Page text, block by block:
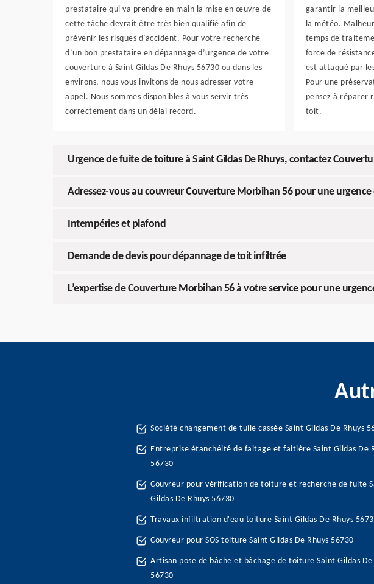
prestataire qui va prendre en main la mise en œuvre de
cette tâche devrait être très bien qualifié afin de
prévenir les risques d’accident. Pour votre recherche
d’un bon prestataire en dépannage d’urgence de votre
couverture à Saint Gildas De Rhuys 56730 ou dans les
environs, nous vous invitons de nous adresser votre
appel. Nous sommes disponibles à vous servir très
correctement dans un délai record.
garantir la
la météo.
temps de
force de
est attaqué par
Pour une
pensez à réparer
toit.
Urgence de fuite de toiture à Saint Gildas De Rhuys, contactez
Adressez-vous au couvreur Couverture Morbihan 56 pour une
Intempéries et plafond
Demande de devis pour dépannage de toit infiltrée
L’expertise de Couverture Morbihan 56 à votre service pour une
Société changement de tuile cassée Saint Gildas De Rhuys
Entreprise étanchéité de faitage et faitière Saint Gildas De
56730
Couvreur pour vérification de toiture et recherche de fuite
Gildas De Rhuys 56730
Travaux infiltration d'eau toiture Saint Gildas De Rhuys
Couvreur pour SOS toiture Saint Gildas De Rhuys 56730
Artisan pose de bâche et bâchage de toiture Saint Gildas De
56730